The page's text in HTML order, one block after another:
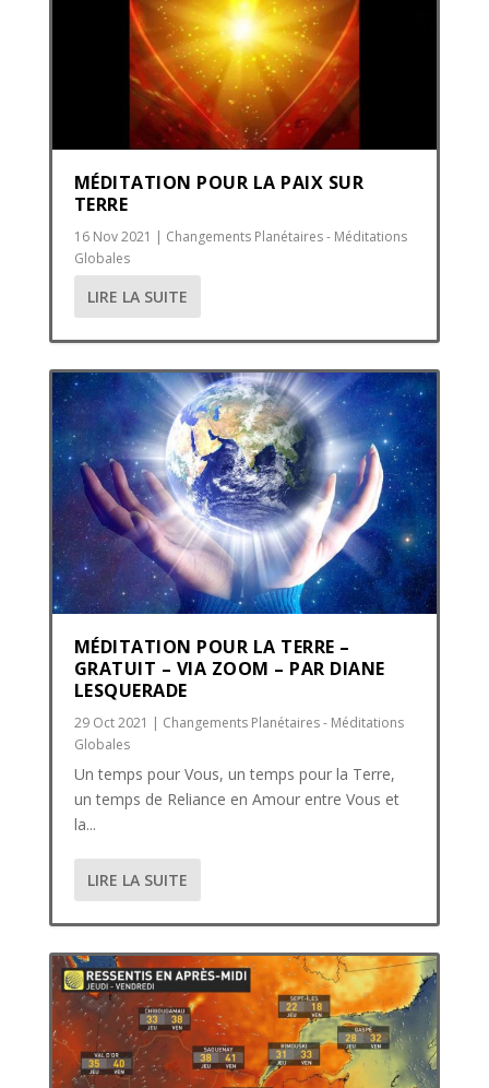
MÉDITATION POUR LA PAIX SUR
TERRE
16 Nov 2021 | Changements Planétaires - Méditations
Globales
LIRE LA SUITE
MÉDITATION POUR LA TERRE –
GRATUIT – VIA ZOOM – PAR DIANE
LESQUERADE
29 Oct 2021 | Changements Planétaires - Méditations
Globales
Un temps pour Vous, un temps pour la Terre,
un temps de Reliance en Amour entre Vous et
la...
LIRE LA SUITE